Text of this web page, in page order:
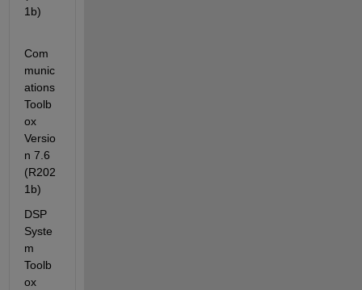
1b)
Com
munic
ations
Toolb
ox
Versio
n 7.6
(R202
1b)
DSP
Syste
m
Toolb
ox